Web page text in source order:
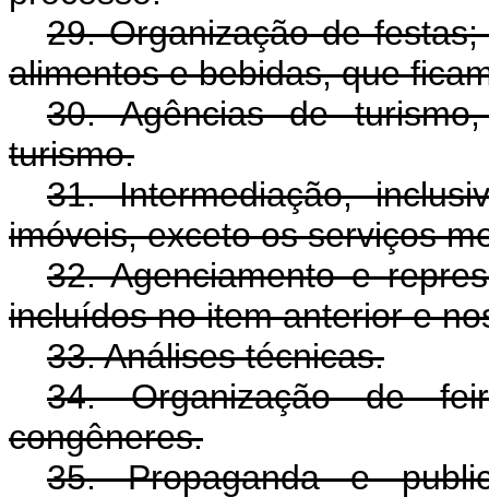
29. Organização de
alimentos e bebidas, que
30. Agências de
turismo.
31. Intermediação,
imóveis, exceto os serviços
32. Agenciamento e
incluídos no item anterior e
33. Análises técnicas.
34. Organização de
congêneres.
35. Propaganda e